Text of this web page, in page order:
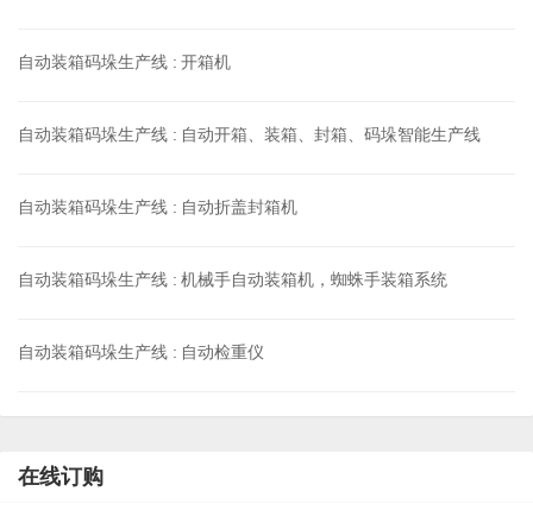
自动装箱码垛生产线 : 开箱机
自动装箱码垛生产线 : 自动开箱、装箱、封箱、码垛智能生产线
自动装箱码垛生产线 : 自动折盖封箱机
自动装箱码垛生产线 : 机械手自动装箱机，蜘蛛手装箱系统
自动装箱码垛生产线 : 自动检重仪
在线订购